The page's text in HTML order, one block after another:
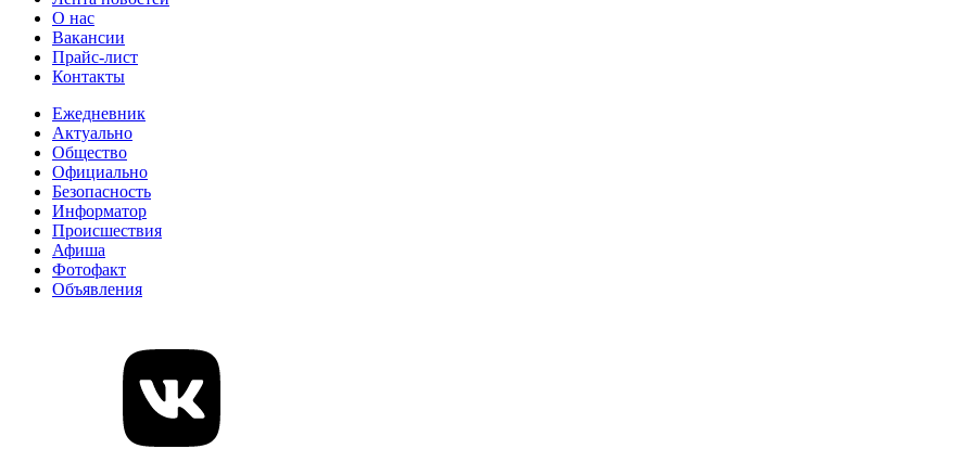
О нас
Вакансии
Прайс-лист
Контакты
Ежедневник
Актуально
Общество
Официально
Безопасность
Информатор
Происшествия
Афиша
Фотофакт
Объявления